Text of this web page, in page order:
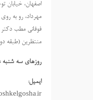
اصفهان، خیابان
فوقانی مطب دکتر
منتظرین (طبقه
روزهاي سه شنبه
ایمیل: